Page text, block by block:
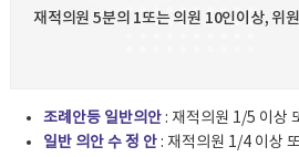
재적의원 5분의 1또는 의원 10인이상, 위
조례안등 일반의안: 재적의원 1/5 이상
일반 의안 수 정 안: 재적의원 1/4 이상